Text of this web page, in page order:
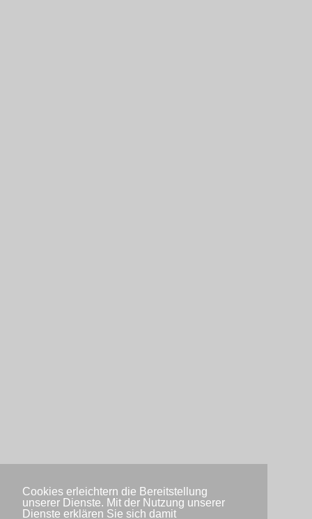
Cookies erleichtern die Bereitstellung
unserer Dienste. Mit der Nutzung unserer
Dienste erklären Sie sich damit